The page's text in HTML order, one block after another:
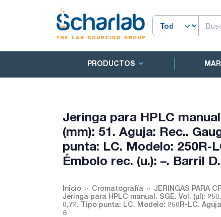
PRODUCTOS
Jeringa para HPLC
(mm): 51. Aguja: Rec..
punta: LC. Modelo: 250R-
Émbolo rec. (u.): –. Barril
Inicio Cromatografía JERINGAS PARA
Jeringa para HPLC manual. SGE. Vol. (µl):
0,72. Tipo punta: LC. Modelo: 250R-LC.
8